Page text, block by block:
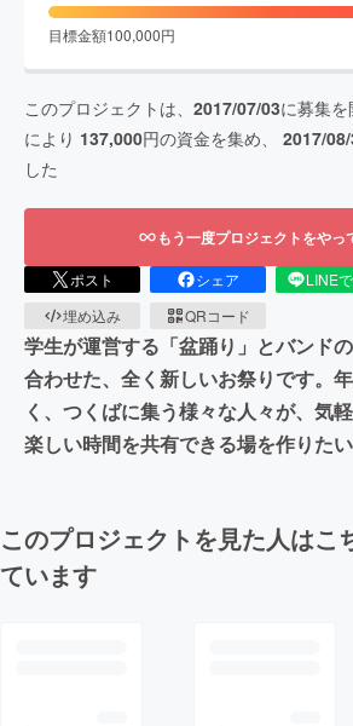
目標金額100,000円
このプロジェクトは、 2017/07/03に募集を
により 137,000円の資金を集め、 2017/
した
もう一度プロジェクトをやっ
ポスト シェア LINE
埋め込み
QRコード
学生が運営する「盆踊り」とバンド
合わせた、全く新しいお祭りです。
く、つくばに集う様々な人々が、気
楽しい時間を共有できる場を作りたい
このプロジェクトを見た人はこ
ています